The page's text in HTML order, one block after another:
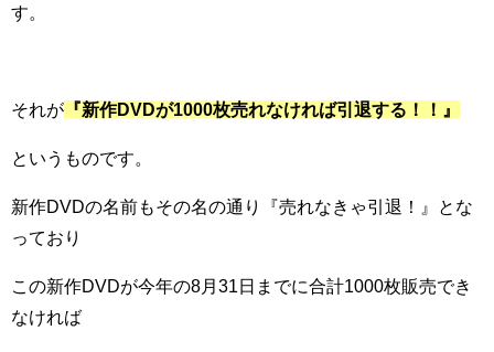
す。
それが 『新作DVDが1000枚売れなければ引退する！！』
というものです。
新作DVDの名前もその名の通り『売れなきゃ引退！』とな
っており
この新作DVDが今年の8月31日までに合計1000枚販売でき
なければ